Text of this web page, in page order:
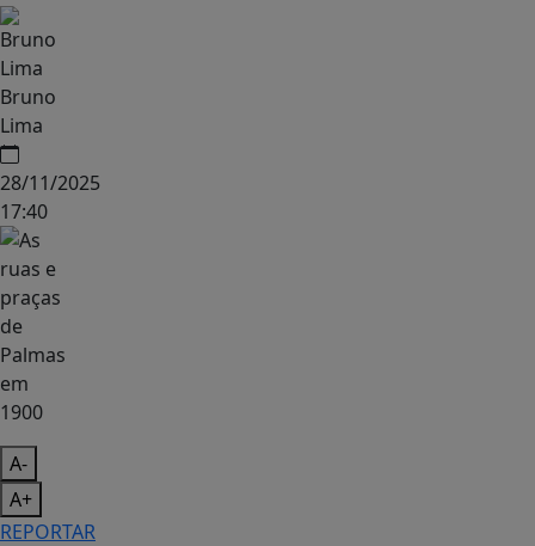
Bruno
Lima
28/11/2025
17:40
A-
A+
REPORTAR